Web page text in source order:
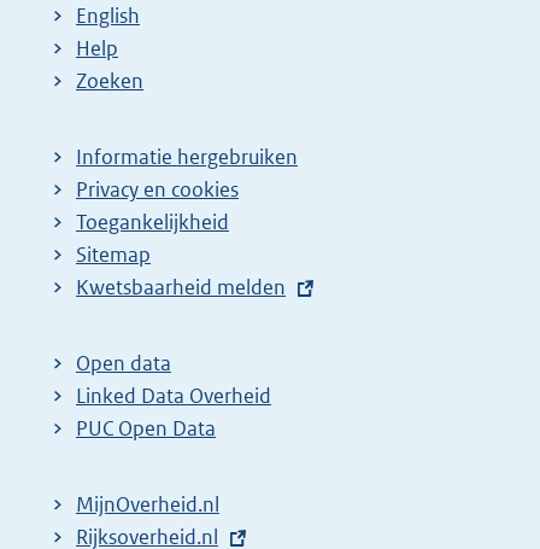
English
Help
Zoeken
Informatie hergebruiken
Privacy en cookies
Toegankelijkheid
Sitemap
E
t
e
r
l
Kwetsbaarheid melden
Open data
Linked Data Overheid
PUC Open Data
MijnOverheid.nl
E
Rijksoverheid.nl